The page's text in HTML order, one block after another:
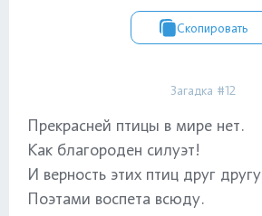
Скопировать
Загадка #12
Прекрасней птицы в мире нет.
Как благороден силуэт!
И верность этих птиц друг другу
Поэтами воспета всюду.